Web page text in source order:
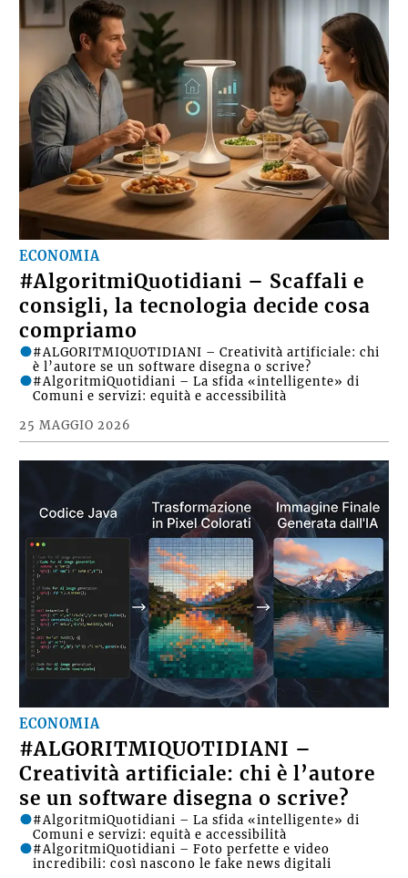
ECONOMIA
#AlgoritmiQuotidiani – Scaffali e
consigli, la tecnologia decide cosa
compriamo
25 MAGGIO 2026
#ALGORITMIQUOTIDIANI – Creatività artificiale: chi
è l’autore se un software disegna o scrive?
#AlgoritmiQuotidiani – La sfida «intelligente» di
Comuni e servizi: equità e accessibilità
ECONOMIA
#ALGORITMIQUOTIDIANI –
Creatività artificiale: chi è l’autore
se un software disegna o scrive?
#AlgoritmiQuotidiani – La sfida «intelligente» di
Comuni e servizi: equità e accessibilità
#AlgoritmiQuotidiani – Foto perfette e video
incredibili: così nascono le fake news digitali